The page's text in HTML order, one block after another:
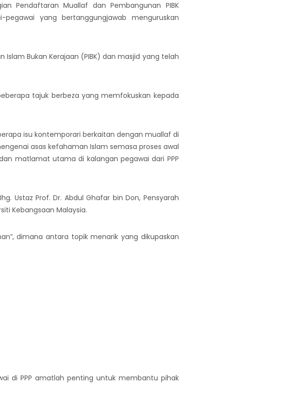
Pendaftaran Muallaf dan Pembangunan PIBK
yang bertanggungjawab menguruskan
Islam Bukan Kerajaan (PIBK) dan masjid yang telah
tajuk berbeza yang memfokuskan kepada
isu kontemporari berkaitan dengan muallaf di
asas kefahaman Islam semasa proses awal
matlamat utama di kalangan pegawai dari PPP
Ustaz Prof. Dr. Abdul Ghafar bin Don, Pensyarah
Kebangsaan Malaysia.
dimana antara topik menarik yang dikupaskan
di PPP amatlah penting untuk membantu pihak